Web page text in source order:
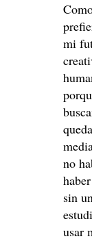
mi
no
sin
usar